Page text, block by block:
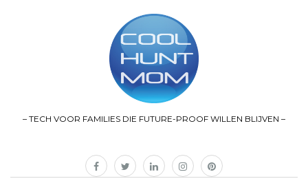
– TECH VOOR FAMILIES DIE FUTURE-PROOF WILLEN BLIJVEN –